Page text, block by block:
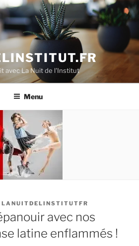
avec La Nuit de l'Institut
Menu
LANUITDELINSTITUTFR
avec nos
latine enflammés !